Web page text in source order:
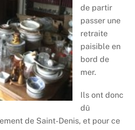
de partir
passer une
retraite
paisible en
bord de
mer.
Ils ont donc
dû
de Saint-Denis, et pour ce